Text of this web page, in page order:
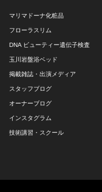
マリマドーナ化粧品
フローラスリム
DNA ビューティー遺伝子検査
玉川岩盤浴ベッド
掲載雑誌・出演メディア
スタッフブログ
オーナーブログ
インスタグラム
技術講習・スクール